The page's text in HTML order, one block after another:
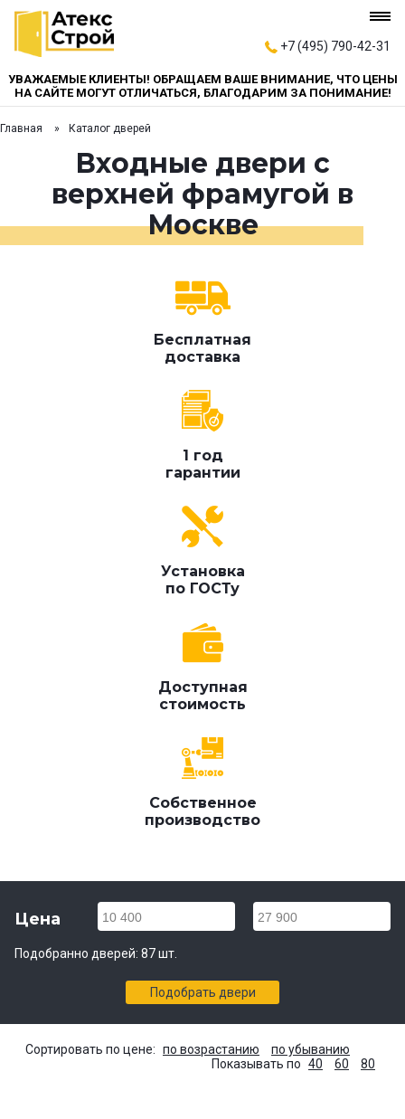
+7 (495) 790-42-31
УВАЖАЕМЫЕ КЛИЕНТЫ! ОБРАЩАЕМ ВАШЕ ВНИМАНИЕ, ЧТО ЦЕНЫ
НА САЙТЕ МОГУТ ОТЛИЧАТЬСЯ, БЛАГОДАРИМ ЗА ПОНИМАНИЕ!
Главная Каталог дверей
Входные двери с
верхней фрамугой в
Москве
Бесплатная
доставка
1 год
гарантии
Установка
по ГОСТу
Доступная
стоимость
Собственное
производство
Цена 10 400 27 900
Подобранно дверей: 87шт.
Подобрать двери
Сортировать по цене: по возрастанию
по убыванию
Показывать по 40 60 80